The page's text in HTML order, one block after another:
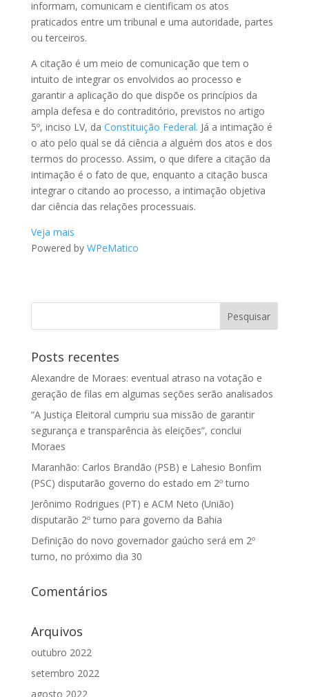
informam, comunicam e cientificam os atos
praticados entre um tribunal e uma autoridade, partes
ou terceiros.
A citação é um meio de comunicação que tem o
intuito de integrar os envolvidos ao processo e
garantir a aplicação do que dispõe os princípios da
ampla defesa e do contraditório, previstos no artigo
5º, inciso LV, da Constituição Federal. Já a intimação é
o ato pelo qual se dá ciência a alguém dos atos e dos
termos do processo. Assim, o que difere a citação da
intimação é o fato de que, enquanto a citação busca
integrar o citando ao processo, a intimação objetiva
dar ciência das relações processuais.
Veja mais
Powered by WPeMatico
Posts recentes
Alexandre de Moraes: eventual atraso na votação e
geração de filas em algumas seções serão analisados
“A Justiça Eleitoral cumpriu sua missão de garantir
segurança e transparência às eleições”, conclui
Moraes
Maranhão: Carlos Brandão (PSB) e Lahesio Bonfim
(PSC) disputarão governo do estado em 2º turno
Jerônimo Rodrigues (PT) e ACM Neto (União)
disputarão 2º turno para governo da Bahia
Definição do novo governador gaúcho será em 2º
turno, no próximo dia 30
Comentários
Arquivos
outubro 2022
setembro 2022
agosto 2022